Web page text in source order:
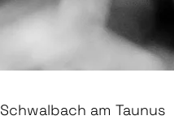
Schwalbach am Taunus